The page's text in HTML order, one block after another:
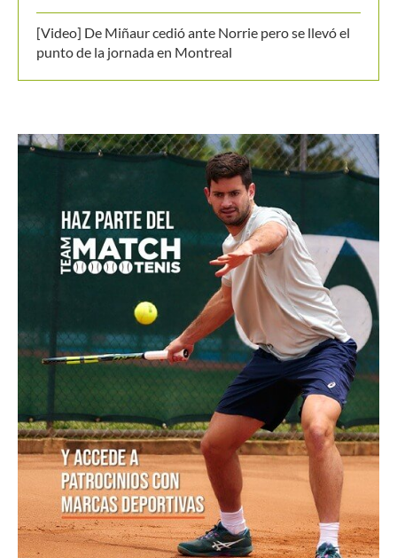
hace tres décadas
[Video] De Miñaur cedió ante Norrie pero se llevó el